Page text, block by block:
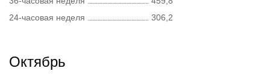
24-часовая неделя
306,2
Октябрь